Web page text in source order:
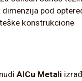
pod
konstrukcione
AlCu Metali